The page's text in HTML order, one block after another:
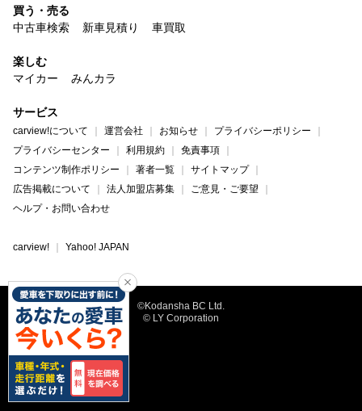
買う・売る
中古車検索
新車見積り 車買取
楽しむ
マイカー
みんカラ
サービス
carview!について 運営会社 お知らせ
プライバシーポリシー
プライバシーセンター
利用規約
免責事項
コンテンツ制作ポリシー
著者一覧
サイトマップ
広告掲載について
法人加盟店募集
ご意見・ご要望
ヘルプ・お問い合わせ
carview! Yahoo! JAPAN
©Kodansha BC Ltd.
© LY Corporation